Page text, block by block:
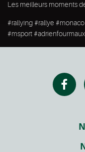
Les meilleurs moments
#rallying #rallye
#msport